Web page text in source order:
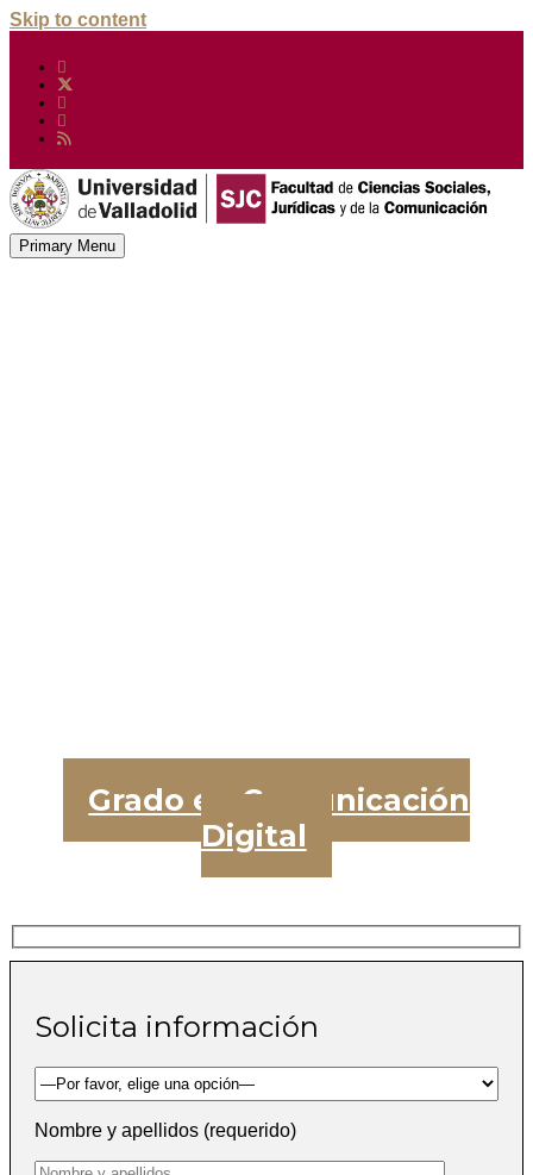
Skip to content
Primary Menu
Grado en Comunicación
Digital
Solicita información
Nombre y apellidos (requerido)